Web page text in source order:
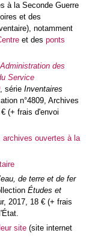
à la Seconde Guerre
et des
notamment
et des ponts
des
Service
, série Inventaires
n°4809, Archives
(+ frais d'envoi
archives ouvertes à la
de terre et de fer
Études et
2017, 18 € (+ frais
site(site internet